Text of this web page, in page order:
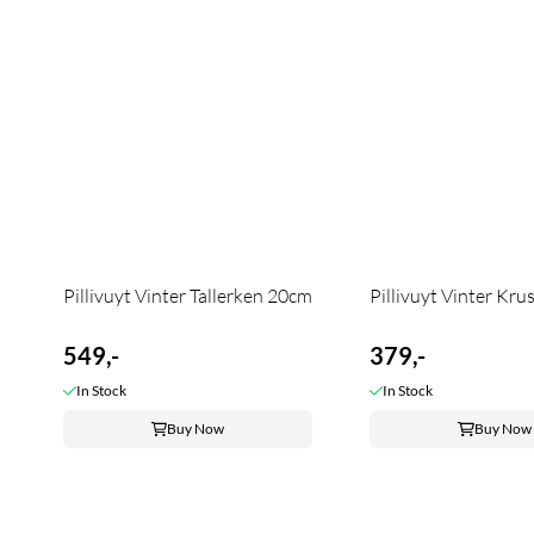
Pillivuyt Vinter Tallerken 20cm
549,-
In Stock
Buy Now
Pillivuyt Vinter
379,-
In Stock
Buy Now